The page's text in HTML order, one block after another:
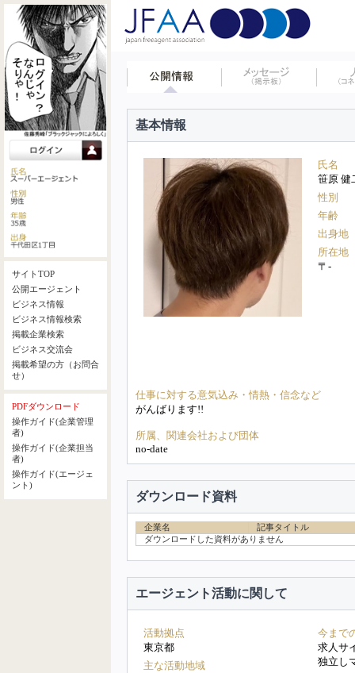
サイトTOP
公開エージェント
ビジネス情報
ビジネス情報検索
掲載企業検索
ビジネス交流会
掲載希望の方（お問合
せ）
PDFダウンロード
操作ガイド(企業管理
者)
操作ガイド(企業担当
者)
操作ガイド(エージェ
ント)
基本情報
氏名
笹原 健
性別
年齢
出身地
所在地
〒-
仕事に対する意気込み・情熱・信念など
がんばります!!
所属、関連会社および団体
no-date
ダウンロード資料
企業名
記事タイトル
ダウンロードした資料がありません
エージェント活動に関して
活動拠点
東京都
主な活動地域
今まで
求人サ
独立し